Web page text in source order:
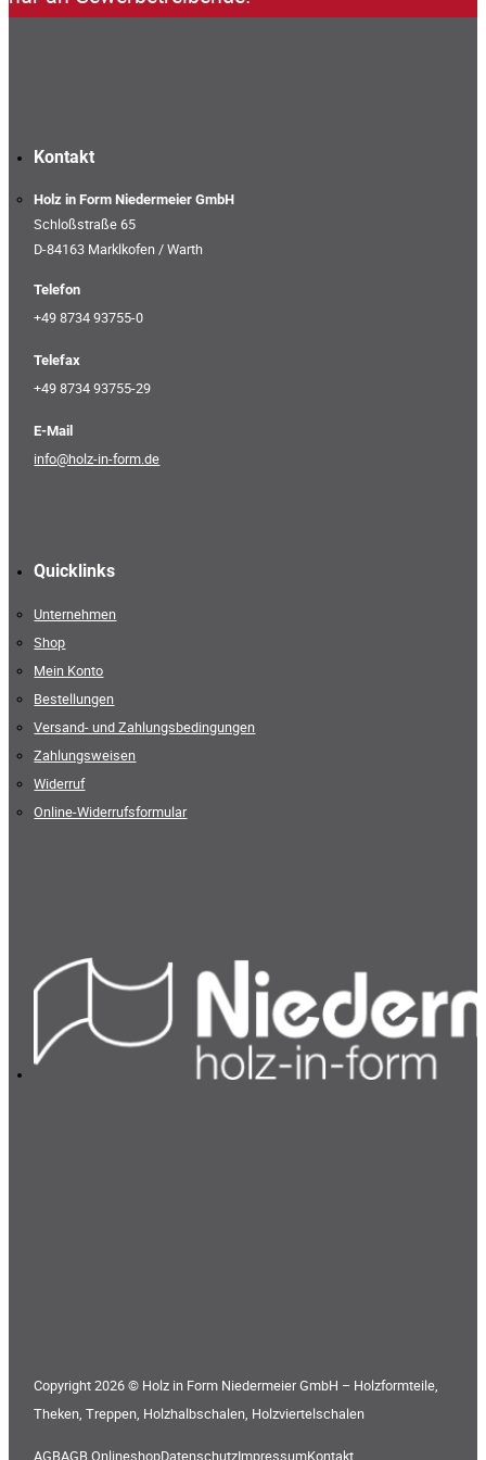
Kontakt
Holz in Form Niedermeier GmbH
Schloßstraße 65
D-84163 Marklkofen / Warth
Telefon
+49 8734 93755-0
Telefax
+49 8734 93755-29
E-Mail
info@holz-in-form.de
Quicklinks
Unternehmen
Shop
Mein Konto
Bestellungen
Versand- und Zahlungsbedingungen
Zahlungsweisen
Widerruf
Online-Widerrufsformular
Copyright 2026 © Holz in Form Niedermeier GmbH – Holzformteile,
Theken, Treppen, Holzhalbschalen, Holzviertelschalen
AGBAGB OnlineshopDatenschutzImpressumKontakt